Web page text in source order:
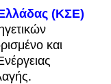
(ΚΣΕ)
και